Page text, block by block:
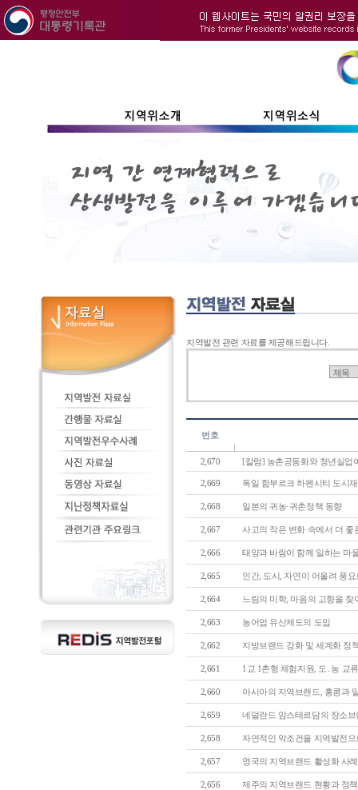
지역발전 관련 자료를 제공해드립니다.
번호
2,670 [칼럼] 농촌공동화와 청년실업
2,669 독일 함부르크 하펜시티 도시
2,668 일본의 귀농·귀촌정책 동향
2,667 사고의 작은 변화 속에서 더 좋
2,666 태양과 바람이 함께 일하는 마
2,665 인간, 도시, 자연이 어울려 풍요
2,664 느림의 미학, 마음의 고향을
2,663 농어업 유산제도의 도입
2,662 지방브랜드 강화 및 세계화 정
2,661 1교 1촌형 체험지원, 도․농 교
2,660 아시아의 지역브랜드, 홍콩과
2,659 네덜란드 암스테르담의 장소브
2,658 자연적인 악조건을 지역발전
2,657 영국의 지역브랜드 활성화 사례
2,656 제주의 지역브랜드 현황과 정